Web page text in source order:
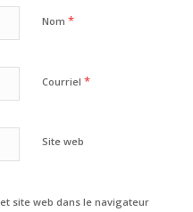
Nom *
Courriel *
Site web
site web dans le navigateur